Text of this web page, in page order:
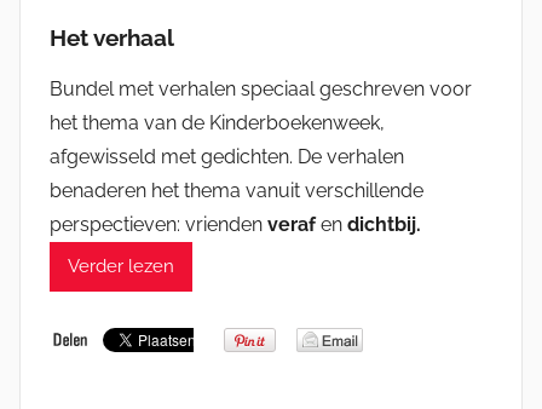
Het verhaal
Bundel met verhalen speciaal geschreven voor
het thema van de Kinderboekenweek,
afgewisseld met gedichten. De verhalen
benaderen het thema vanuit verschillende
perspectieven: vrienden verafen dichtbij.
Verder lezen